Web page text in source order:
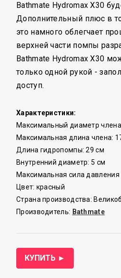
Bathmate Hydromax X30
Дополнительный плюс в
это намного облегчает
верхней части помпы
Bathmate Hydromax X30
только одной рукой -
доступ.
Характеристики:
Максимальный диаметр
Максимальная длина члена:
Длина гидропомпы: 29 см
Внутренний диаметр: 5 см
Максимальная сила
Цвет: красный
Страна производства:
Производитель: Bathmate
КУПИТЬ ►